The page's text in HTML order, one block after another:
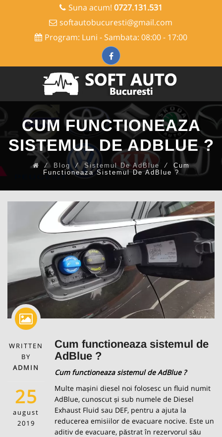
Suna acum! 0727.131.531
softautobucuresti@gmail.com
Program: Luni - Sambata: 08:00 - 17:00
contentCUM FUNCTIONEAZA
SISTEMUL DE ADBLUE ?
⁄ Blog⁄Sistemul De AdBlue ⁄ Cum
Functioneaza Sistemul De AdBlue ?
WRITTEN
BY
ADMIN
25
august
2019
Cum functioneaza sistemul de
AdBlue ?
Cum functioneaza sistemul de AdBlue ?
Multe mașini diesel noi folosesc un fluid numit
AdBlue, cunoscut și sub numele de Diesel
Exhaust Fluid sau DEF, pentru a ajuta la
reducerea emisiilor de evacuare nocive. Este un
aditiv de evacuare, păstrat în rezervorul său